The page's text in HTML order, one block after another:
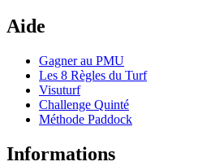
Aide
Gagner au PMU
Les 8 Règles du Turf
Visuturf
Challenge Quinté
Méthode Paddock
Informations